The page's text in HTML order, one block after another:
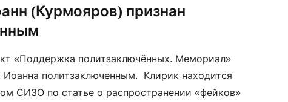
(Курмояров) признан
«Поддержка политзаключённых. Мемориал»
Иоанна политзаключенным. Клирик находится
СИЗО по статье о распространении «фейков»